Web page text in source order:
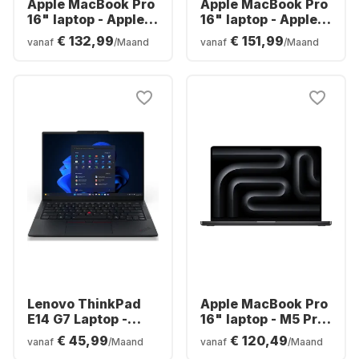
Apple MacBook Pro
16" laptop - Apple
M5 Pro - 24 GB - 1
TB SSD - Apple 20-
vanaf € 132,99/Maand
Apple MacBook Pro
16" laptop - Apple
M5 Max - 36 GB - 2
TB SSD - Apple 32-
vanaf € 151,99/Maand
Lenovo ThinkPad
E14 G7 Laptop -
Intel® Core™ Ultra
5-225H - 16 GB - 512
vanaf € 45,99/Maand
Apple MacBook Pro
16" laptop - M5 Pro
18-core - 24 GB - 1
TB SSD - 20-core
vanaf € 120,49/Maand